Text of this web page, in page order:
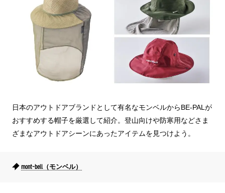
日本のアウトドアブランドとして有名なモンベルからBE-PALが
おすすめする帽子を厳選して紹介。登山向けや防寒用などさま
ざまなアウトドアシーンにあったアイテムを見つけよう。
mont-bell（モンベル）